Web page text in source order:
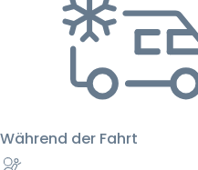
Während der Fahrt